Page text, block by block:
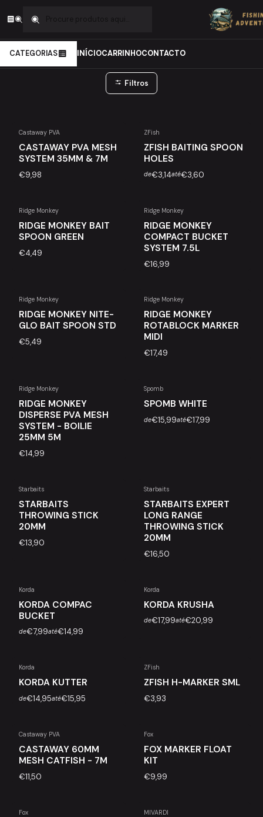
CATEGORIAS INÍCIOCARRINHOCONTACTO
Engodagem
Filtros
Castaway PVA
CASTAWAY PVA MESH
SYSTEM 35MM & 7M
€9,98
ZFish
ZFISH BAITING SPOON
HOLES
de€3,14até€3,60
Ridge Monkey
RIDGE MONKEY BAIT
SPOON GREEN
€4,49
Ridge Monkey
RIDGE MONKEY
COMPACT BUCKET
SYSTEM 7.5L
€16,99
Ridge Monkey
RIDGE MONKEY NITE-
GLO BAIT SPOON STD
€5,49
Ridge Monkey
RIDGE MONKEY
ROTABLOCK MARKER
MIDI
€17,49
Ridge Monkey
RIDGE MONKEY
DISPERSE PVA MESH
SYSTEM - BOILIE
25MM 5M
€14,99
Spomb
SPOMB WHITE
de€15,99até€17,99
Starbaits
STARBAITS
THROWING STICK
20MM
€13,90
Starbaits
STARBAITS EXPERT
LONG RANGE
THROWING STICK
20MM
€16,50
Korda
KORDA COMPAC
BUCKET
de€7,99até€14,99
Korda
KORDA KRUSHA
de€17,99até€20,99
Korda
KORDA KUTTER
de€14,95até€15,95
ZFish
ZFISH H-MARKER SML
€3,93
Castaway PVA
CASTAWAY 60MM
MESH CATFISH - 7M
€11,50
Fox
FOX MARKER FLOAT
KIT
€9,99
Fox MIVARDI